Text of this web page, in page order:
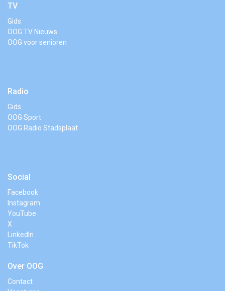
TV
Gids
OOG TV Nieuws
OOG voor senioren
Radio
Gids
OOG Sport
OOG Radio Stadsplaat
Social
Facebook
Instagram
YouTube
X
LinkedIn
TikTok
Over OOG
Contact